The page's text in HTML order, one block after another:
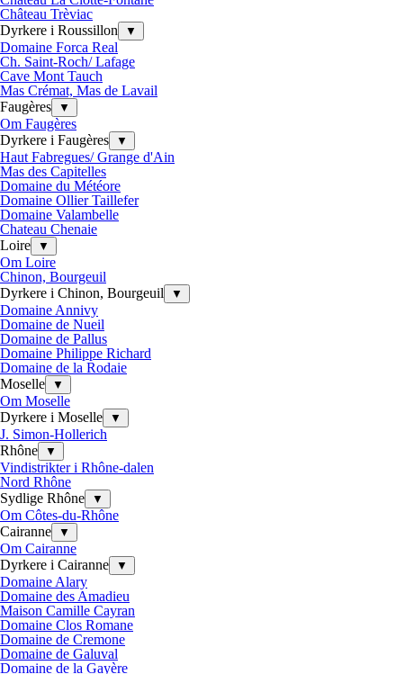
Château Trèviac
Dyrkere i Roussillon
▼
Domaine Forca Real
Ch. Saint-Roch/ Lafage
Cave Mont Tauch
Mas Crémat, Mas de Lavail
Faugères
▼
Om Faugères
Dyrkere i Faugères
▼
Haut Fabregues/ Grange d'Ain
Mas des Capitelles
Domaine du Météore
Domaine Ollier Taillefer
Domaine Valambelle
Chateau Chenaie
Loire
▼
Om Loire
Chinon, Bourgeuil
Dyrkere i Chinon, Bourgeuil
▼
Domaine Annivy
Domaine de Nueil
Domaine de Pallus
Domaine Philippe Richard
Domaine de la Rodaie
Moselle
▼
Om Moselle
Dyrkere i Moselle
▼
J. Simon-Hollerich
Rhône
▼
Vindistrikter i Rhône-dalen
Nord Rhône
Sydlige Rhône
▼
Om Côtes-du-Rhône
Cairanne
▼
Om Cairanne
Dyrkere i Cairanne
▼
Domaine Alary
Domaine des Amadieu
Maison Camille Cayran
Domaine Clos Romane
Domaine de Cremone
Domaine de Galuval
Domaine de la Gayère